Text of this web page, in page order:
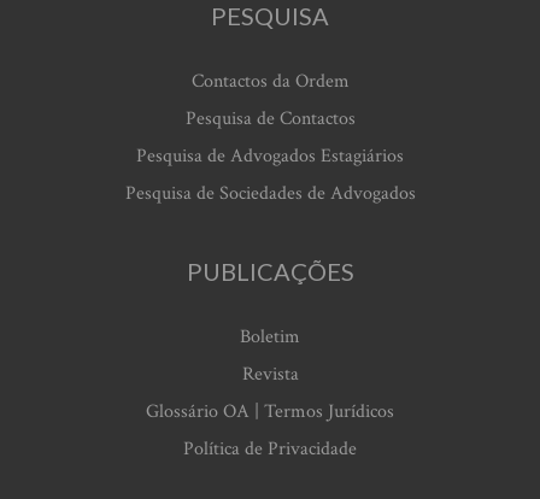
PESQUISA
Contactos da Ordem
Pesquisa de Contactos
Pesquisa de Advogados Estagiários
Pesquisa de Sociedades de Advogados
PUBLICAÇÕES
Boletim
Revista
Glossário OA | Termos Jurídicos
Política de Privacidade